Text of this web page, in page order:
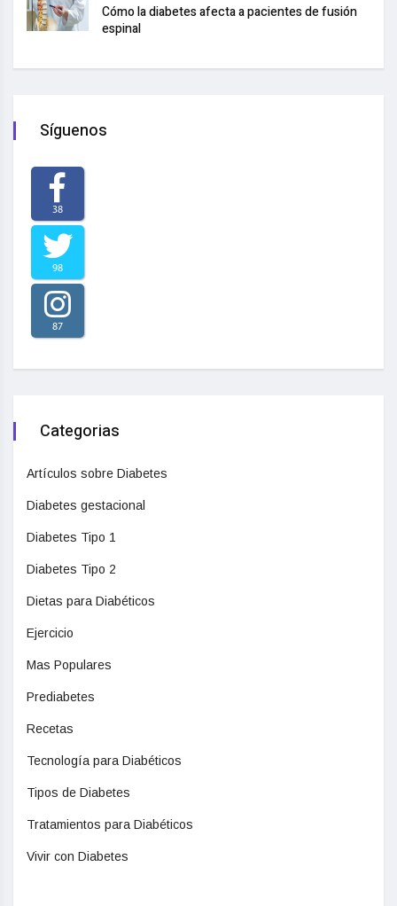
Cómo la diabetes afecta a pacientes de fusión
espinal
Síguenos
38
98
87
Categorias
Artículos sobre Diabetes
Diabetes gestacional
Diabetes Tipo 1
Diabetes Tipo 2
Dietas para Diabéticos
Ejercicio
Mas Populares
Prediabetes
Recetas
Tecnología para Diabéticos
Tipos de Diabetes
Tratamientos para Diabéticos
Vivir con Diabetes